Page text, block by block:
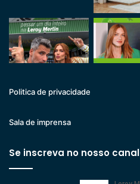
Politica de privacidade
Sala de imprensa
Se inscreva no nosso canal